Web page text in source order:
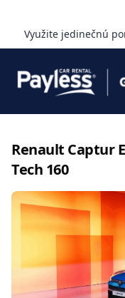
Využite jedinečnú
Renault Captur
Tech 160